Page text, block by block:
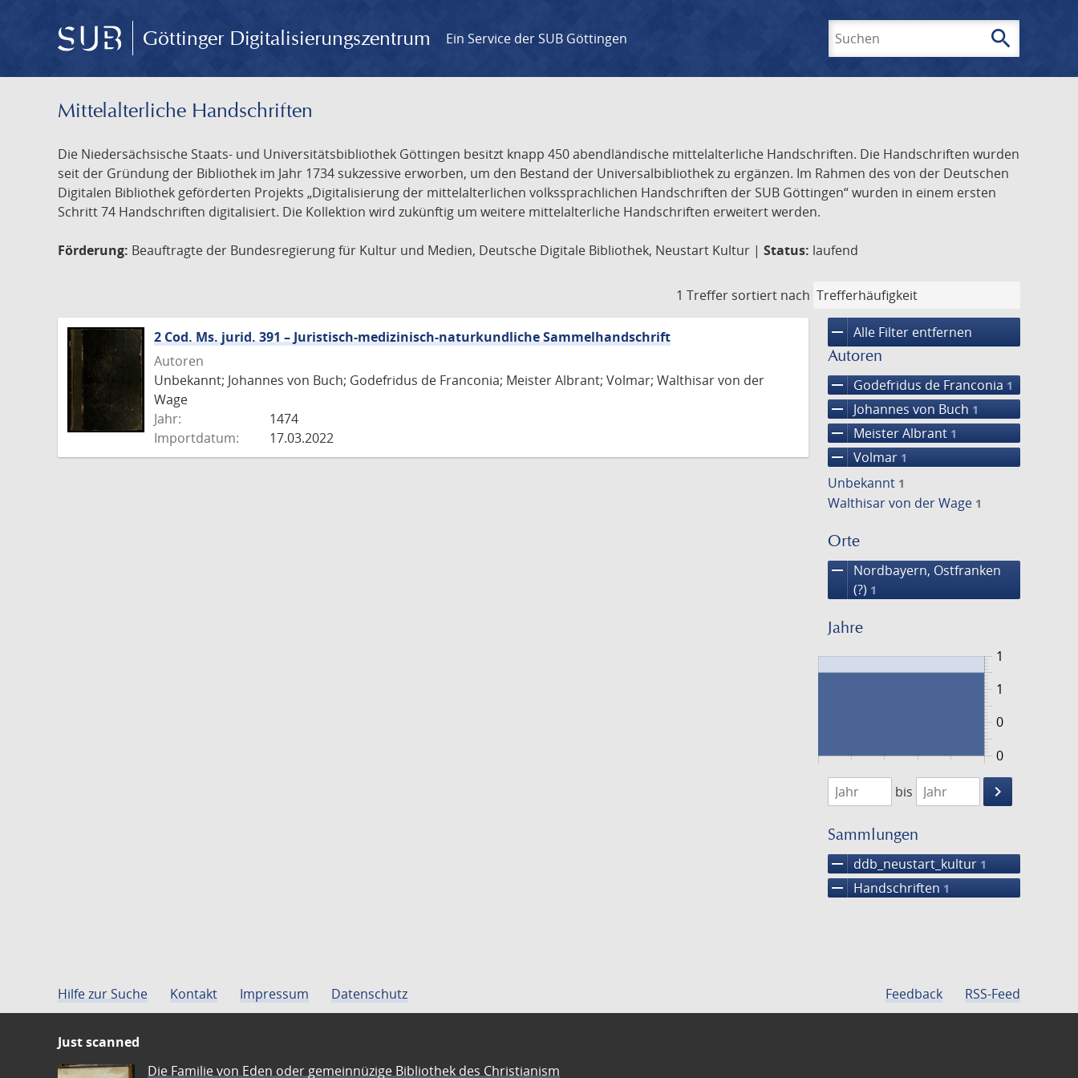
Göttinger Digitalisierungszentrum Ein Service der SUB Göttingen search
Mittelalterliche Handschriften
Die Niedersächsische Staats- und Universitätsbibliothek Göttingen besitzt knapp 450 abendländische mittelalterliche Handschriften. Die Handschriften wurden
seit der Gründung der Bibliothek im Jahr 1734 sukzessive erworben, um den Bestand der Universalbibliothek zu ergänzen. Im Rahmen des von der Deutschen
Digitalen Bibliothek geförderten Projekts „Digitalisierung der mittelalterlichen volkssprachlichen Handschriften der SUB Göttingen“ wurden in einem ersten
Schritt 74 Handschriften digitalisiert. Die Kollektion wird zukünftig um weitere mittelalterliche Handschriften erweitert werden.
Förderung: Beauftragte der Bundesregierung für Kultur und Medien, Deutsche Digitale Bibliothek, Neustart Kultur | Status: laufend
1 Treffer sortiert nach
remove Alle Filter entfernen
Autoren
remove Godefridus de Franconia 1
remove Johannes von Buch 1
remove Meister Albrant 1
remove Volmar 1
Unbekannt 1
Walthisar von der Wage 1
Orte
remove
Nordbayern, Ostfranken
(?) 1
Jahre
0
1
0
1
1474
1475
bis
keyboard_arrow_right
Suche
Sammlungen
remove ddb_neustart_kultur 1
remove Handschriften 1
2 Cod. Ms. jurid. 391 – Juristisch-medizinisch-naturkundliche Sammelhandschrift
Autoren
Unbekannt; Johannes von Buch; Godefridus de Franconia; Meister Albrant; Volmar; Walthisar von der
Wage
Jahr:
1474
Importdatum:
17.03.2022
Hilfe zur Suche Kontakt Impressum Datenschutz Feedback RSS-Feed
Just scanned
Die Familie von Eden oder gemeinnüzige Bibliothek des Christianism